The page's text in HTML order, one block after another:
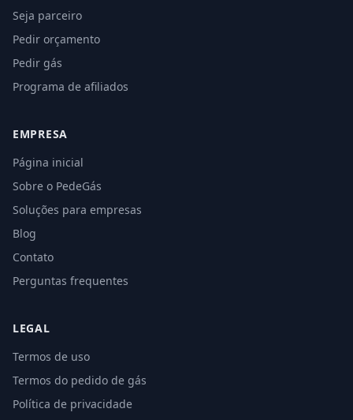
Seja parceiro
Pedir orçamento
Pedir gás
Programa de afiliados
EMPRESA
Página inicial
Sobre o PedeGás
Soluções para empresas
Blog
Contato
Perguntas frequentes
LEGAL
Termos de uso
Termos do pedido de gás
Política de privacidade